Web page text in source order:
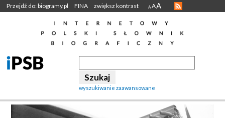
Przejdź do: biogramy.pl FINA zwiększ kontrast A AA
wyszukiwanie zaawansowane